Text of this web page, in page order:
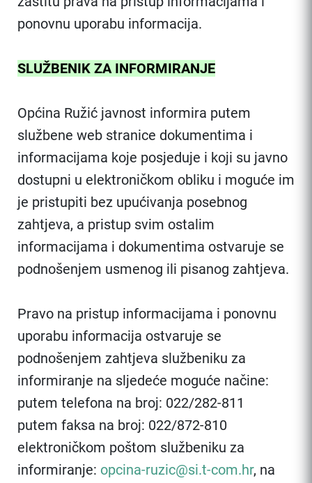
ponovnu uporabu informacija.
SLUŽBENIK ZA INFORMIRANJE
Općina Ružić javnost informira putem
službene web stranice dokumentima i
informacijama koje posjeduje i koji su javno
dostupni u elektroničkom obliku i moguće im
je pristupiti bez upućivanja posebnog
zahtjeva, a pristup svim ostalim
informacijama i dokumentima ostvaruje se
podnošenjem usmenog ili pisanog zahtjeva.
Pravo na pristup informacijama i ponovnu
uporabu informacija ostvaruje se
podnošenjem zahtjeva službeniku za
informiranje na sljedeće moguće načine:
putem telefona na broj: 022/282-811
putem faksa na broj: 022/872-810
elektroničkom poštom službeniku za
informiranje: opcina-ruzic@si.t-com.hr, na